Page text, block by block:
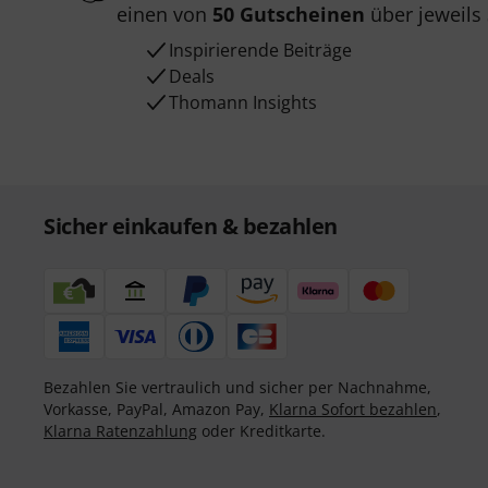
einen von 50 Gutscheinen über jeweils
Inspirierende Beiträge
Deals
Thomann Insights
Sicher einkaufen & bezahlen
Bezahlen Sie vertraulich und sicher per Nachnahme,
Vorkasse, PayPal, Amazon Pay, Klarna Sofort bezahlen,
Klarna Ratenzahlung oder Kreditkarte.